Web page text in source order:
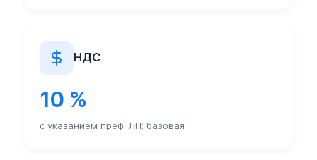
НДС
10 %
с указанием преф. ЛП; базовая